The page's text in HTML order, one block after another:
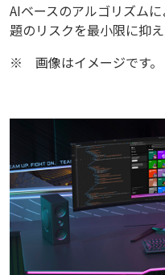
AIベースのアルゴリズム
題のリスクを最小限に抑え
※
画像はイメージです。